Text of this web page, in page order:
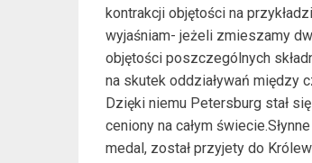
kontrakcji objętości na
wyjaśniam- jeżeli zmieszamy
objętości poszczególnych
na skutek oddziaływań między
Dzięki niemu Petersburg stał
ceniony na całym
medal, został przyjety do